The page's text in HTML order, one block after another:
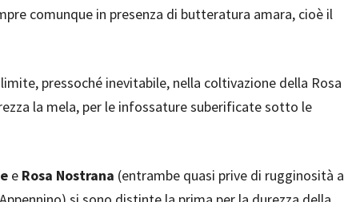
comunque in presenza di butteratura amara, cioè il
pressoché inevitabile, nella coltivazione della Rosa
la mela, per le infossature suberificate sotto le
e Rosa Nostrana (entrambe quasi prive di rugginosità a